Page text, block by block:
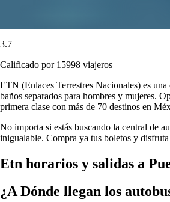
3.7
Calificado por 15998 viajeros
ETN (Enlaces Terrestres Nacionales) es
baños separados para hombres y mujeres.
primera clase con más de 70 destinos en
No importa si estás buscando la central de
inigualable. Compra ya tus boletos y
Etn horarios y salidas a
¿A Dónde llegan los